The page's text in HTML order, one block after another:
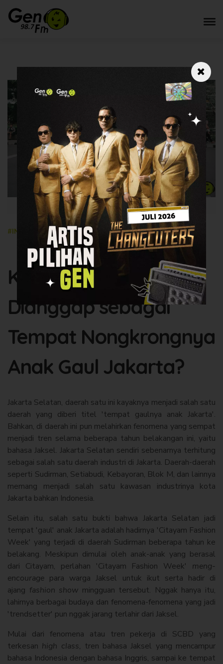
#INFOGEN 20 February 2024
Kok Bisa Jaksel
Dianggap sebagai
Tempat Nongkrongnya
Anak Gaul Jakarta?
Jakarta Selatan, daerah satu ini kayaknya menjadi salah satu
daerah yang diberi titel 'tempat gaulnya anak Jakarta'.
Bahkan, di daerah ini pun melahirkan fenomena yang sempat
menjadi tren selama beberapa tahun belakangan ini, yaitu
bahasa Jaksel. Jakarta Selatan sendiri sebenarnya terhitung
sebagai salah satu daerah industri di Jakarta. Daerah-daerah
seperti Sudirman, Setiabudi, Kebayoran, Blok M, dan lainnya
memang menjadi salah satu kawasan industrinya kota
Jakarta bahkan Indonesia.
Selain itu, salah satu bukti bahwa Jakarta Selatan jadi
tempat 'gaul' anak Jakarta adalah hadirnya 'Citayam Fashion
Week' yang terjadi di daerah Sudirman beberapa tahun ke
belakang. Meskipun dimulai oleh anak-anak yang berasal
dari Citayam, perlahan 'Citayam Fashion Week' meng-
encourage para warga Jaksel untuk ikut serta hadir di
ajang fashion show mingguan tersebut. Nggak hanya itu,
lahirnya berbagai budaya dan fenomena-fenomena yang jadi
'trendsetter' pun nggak jarang terlahir dari Jaksel.
Mulai dari fenomena atau tren pekerja di SCBD yang
terkesan high class, tren bahasa Jaksel yang mencampur
bahasa Indonesia dengan bahasa Inggris, sampai ke tempat